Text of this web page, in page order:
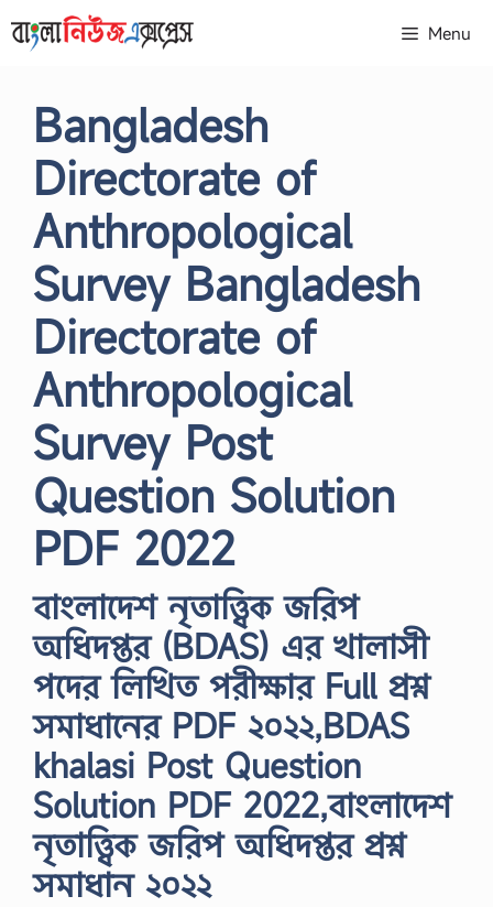
to
Menu
Bangladesh
Directorate of
Anthropological
Survey Bangladesh
Directorate of
Anthropological
Survey Post
Question Solution
PDF 2022
বাংলাদেশ নৃতাত্ত্বিক জরিপ
অধিদপ্তর (BDAS) এর খালাসী
পদের লিখিত পরীক্ষার Full প্রশ্ন
সমাধানের PDF ২০২২,BDAS
khalasi Post Question
Solution PDF 2022,বাংলাদেশ
নৃতাত্ত্বিক জরিপ অধিদপ্তর প্রশ্ন
সমাধান ২০২২